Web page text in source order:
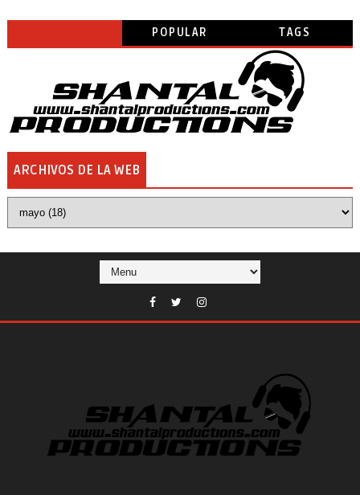
POPULAR TAGS
ARCHIVOS DE LA WEB